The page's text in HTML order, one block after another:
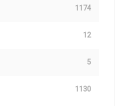
1174
12
5
1130